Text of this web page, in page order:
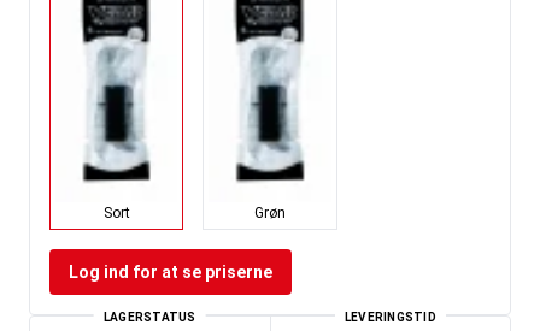
Sort Grøn
Log ind for at se priserne
LAGERSTATUS LEVERINGSTID